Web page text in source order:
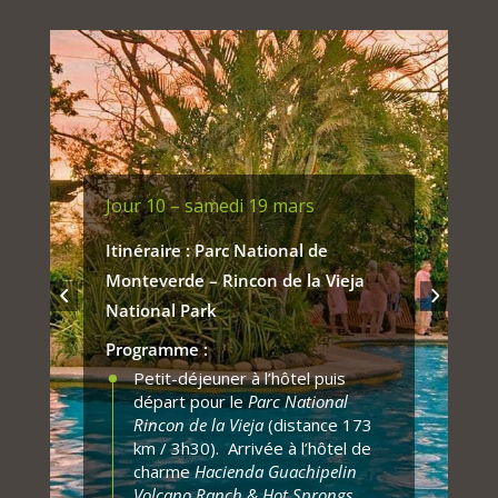
du guide naturaliste du lodge.
Diner et nuit auCloud Forest
Lodge.
avec des vues à couper le
souffle.
Le parc national de Monteverde
est aussi célèbre pour offrir le
circuit de tyrolienne le plus long
et le plus vertigineux du pays.
Les amateurs-trices d’émotions
fortes pourront goûter à la
sensation de voler en frôlant la
cime des arbres (en option).
Journée d’excursion
extraordinaire à la découverte de
la nature sauvage. Déjeuner sous
forme de pique-nique. Retour à
l’hôtel en fin d’après-midi. Le
lodge propose un espace piscine
pour une bonne détente après la
randonnée.
Jour 10 – samedi 19 mars
Itinéraire : Parc National de
Monteverde – Rincon de la Vieja
National Park
Programme :
Petit-déjeuner à l’hôtel puis
départ pour le Parc National
Rincon de la Vieja (distance 173
km / 3h30). Arrivée à l’hôtel de
charmeHacienda Guachipelin